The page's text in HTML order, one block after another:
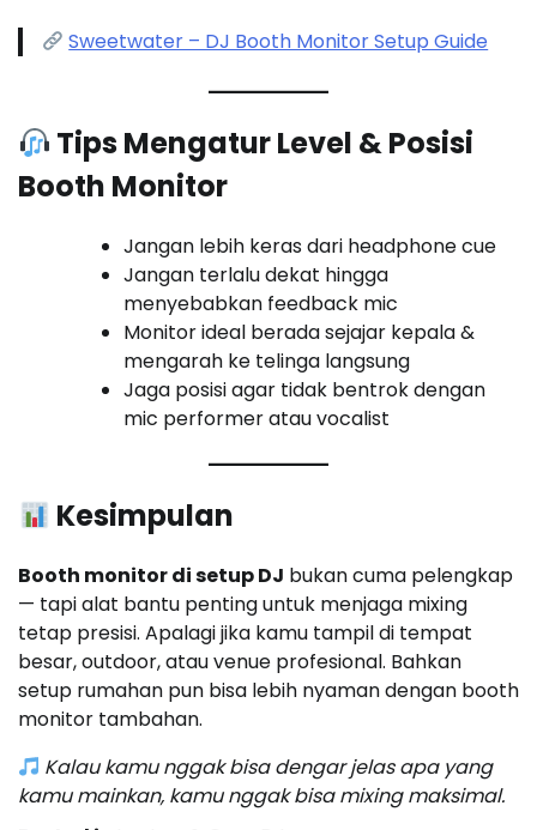
Sweetwater – DJ Booth Monitor Setup Guide
Tips Mengatur Level & Posisi
Booth Monitor
Jangan lebih keras dari headphone cue
Jangan terlalu dekat hingga
menyebabkan feedback mic
Monitor ideal berada sejajar kepala &
mengarah ke telinga langsung
Jaga posisi agar tidak bentrok dengan
mic performer atau vocalist
Kesimpulan
Booth monitor di setup DJ bukan cuma pelengkap
— tapi alat bantu penting untuk menjaga mixing
tetap presisi. Apalagi jika kamu tampil di tempat
besar, outdoor, atau venue profesional. Bahkan
setup rumahan pun bisa lebih nyaman dengan booth
monitor tambahan.
Kalau kamu nggak bisa dengar jelas apa yang
kamu mainkan, kamu nggak bisa mixing maksimal.